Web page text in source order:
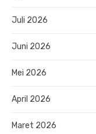
Juli 2026
Juni 2026
Mei 2026
April 2026
Maret 2026